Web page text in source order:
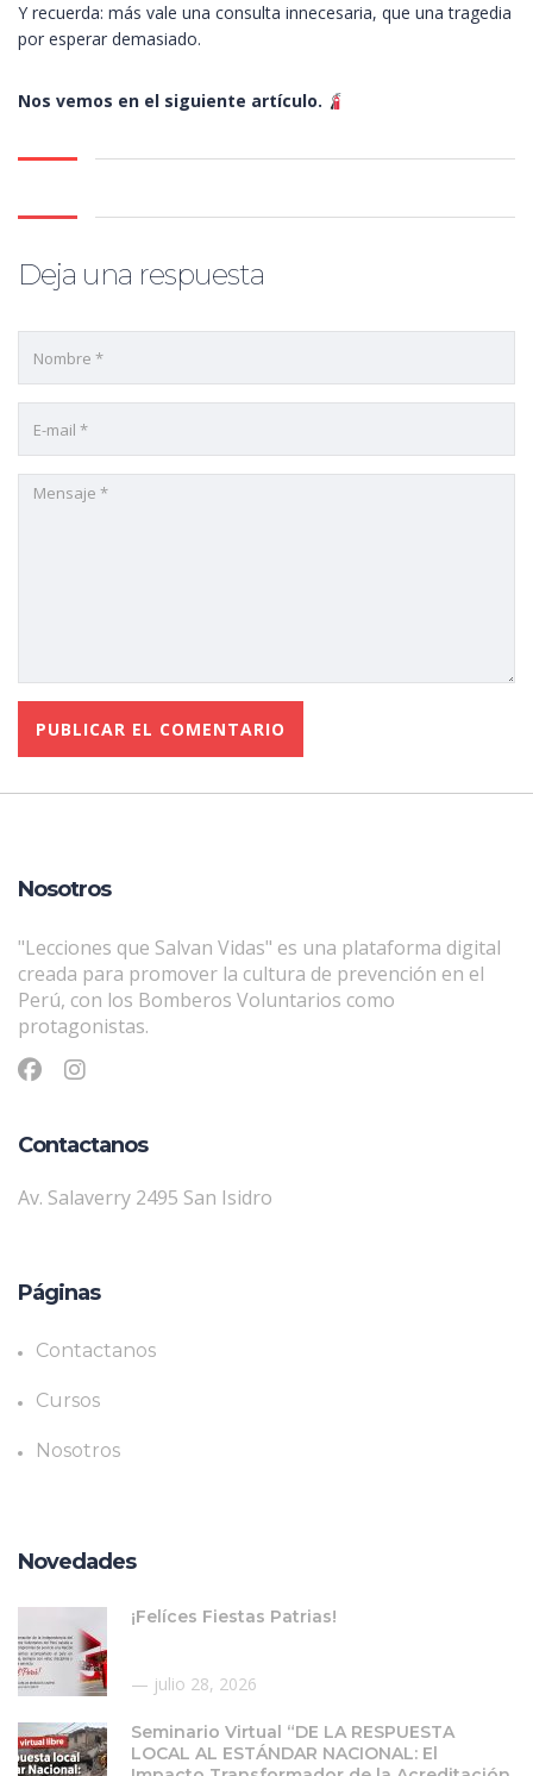
Y recuerda: más vale una consulta innecesaria, que una tragedia
por esperar demasiado.
Nos vemos en el siguiente artículo.
Deja una respuesta
Nosotros
"Lecciones que Salvan Vidas" es una plataforma digital
creada para promover la cultura de prevención en el
Perú, con los Bomberos Voluntarios como
protagonistas.
Contactanos
Av. Salaverry 2495 San Isidro
Páginas
Contactanos
Cursos
Nosotros
Novedades
¡Felíces Fiestas Patrias!
julio 28, 2026
Seminario Virtual “DE LA RESPUESTA
LOCAL AL ESTÁNDAR NACIONAL: El